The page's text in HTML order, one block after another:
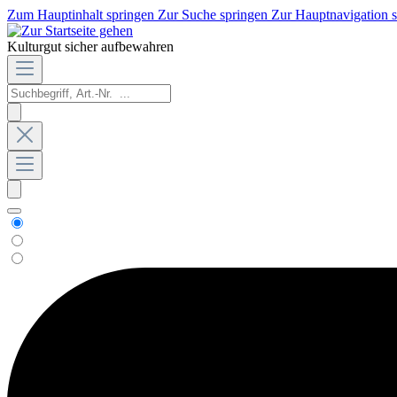
Zum Hauptinhalt springen Zur Suche springen Zur Hauptnavigation
Kulturgut sicher aufbewahren